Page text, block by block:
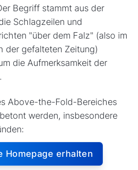
Begriff stammt aus der
Schlagzeilen und
"über dem Falz" (also im
der gefalteten Zeitung)
die Aufmerksamkeit der
Above-the-Fold-Bereiches
werden, insbesondere
Homepage erhalten